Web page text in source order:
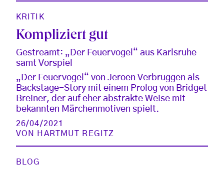
KRITIK
Kompliziert gut
Gestreamt: „Der Feuervogel“ aus Karlsruhe
samt Vorspiel
„Der Feuervogel“ von Jeroen Verbruggen als
Backstage-Story mit einem Prolog von Bridget
Breiner, der auf eher abstrakte Weise mit
bekannten Märchenmotiven spielt.
26/04/2021
VON
HARTMUT REGITZ
BLOG